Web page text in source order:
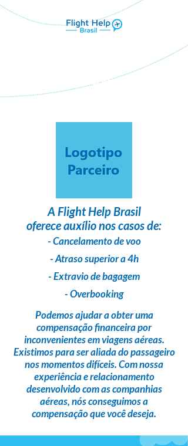
em parceria com
A Flight Help Brasil
oferece auxílio nos casos de:
- Cancelamento de voo
- Atraso superior a 4h
- Extravio de bagagem
- Overbooking
Podemos ajudar a obter uma
compensação financeirapor
inconvenientes em viagens aéreas.
Existimos para seraliada do passageiro
nos momentos difíceis. Com nossa
experiência e relacionamento
desenvolvido com as companhias
aéreas,nós conseguimos a
compensação que você deseja.